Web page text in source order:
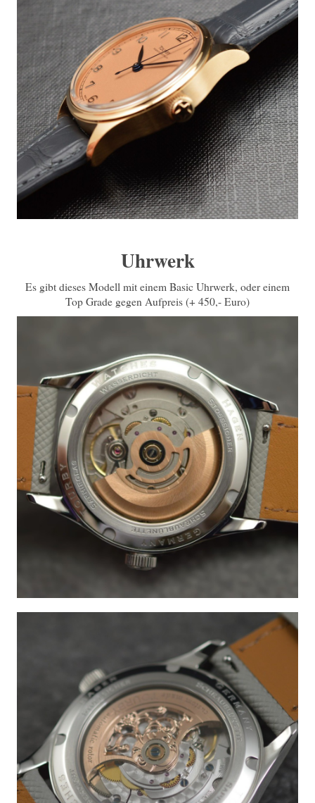
Uhrwerk
Es gibt dieses Modell mit einem Basic Uhrwerk, oder einem
Top Grade gegen Aufpreis (+ 450,- Euro)